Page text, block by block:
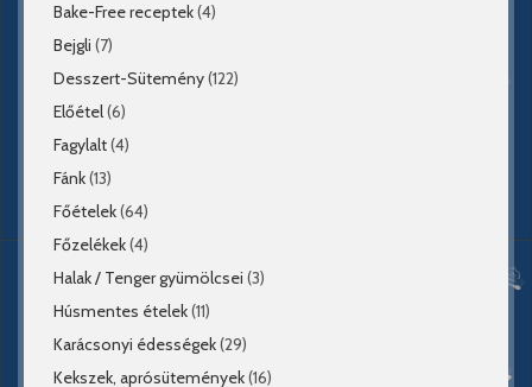
Bake-Free receptek(4)
Bejgli (7)
Desszert-Sütemény(122)
Előétel(6)
Fagylalt(4)
Fánk(13)
Főételek(64)
Főzelékek(4)
Halak / Tenger gyümölcsei (3)
Húsmentes ételek(11)
Karácsonyi édességek(29)
Kekszek, aprósütemények(16)